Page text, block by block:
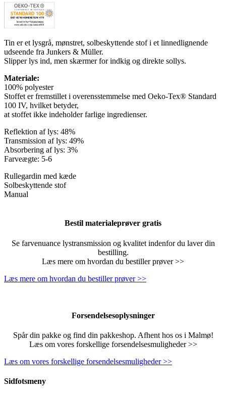
Tin er et lysgrå, mønstret, solbeskyttende stof i et linnedlignende
udseende fra Junkers & Müller.
Slipper lys ind, men skærmer for indkig og direkte sollys.
Materiale:
100% polyester
Stoffet er fremstillet i overensstemmelse med Oeko-Tex® Standard
100 IV, hvilket betyder,
at stoffet ikke indeholder farlige ingredienser.
Reflektion af lys: 48%
Transmission af lys: 49%
Absorbering af lys: 3%
Farveægte: 5-6
Rullegardin med kæde
Solbeskyttende stof
Manual
Bestil materialeprøver gratis
Se farvenuance lystransmission og kvalitet indenfor du laver din
bestilling.
Læs mere om hvordan du bestiller prøver >>
Læs mere om hvordan du bestiller prøver >>
Forsendelsesoplysninger
Spår din pakke og find din pakkeshop. Afhent hos os i Malmø!
Læs om vores forskellige forsendelsesmuligheder >>
Læs om vores forskellige forsendelsesmuligheder >>
Sidfotsmeny